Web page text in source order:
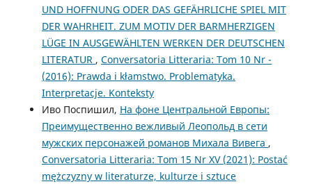
UND HOFFNUNG ODER DAS GEFÄHRLICHE SPIEL MIT
DER WAHRHEIT. ZUM MOTIV DER BARMHERZIGEN
LÜGE IN AUSGEWÄHLTEN WERKEN DER DEUTSCHEN
LITERATUR , Conversatoria Litteraria: Tom 10 Nr -
(2016): Prawda i kłamstwo. Problematyka.
Interpretacje. Konteksty
Иво Поспишил, На фоне Центральной Европы:
Преимущественно вежливый Леопольд в сети
мужских персонажей романов Михала Вивега ,
Conversatoria Litteraria: Tom 15 Nr XV (2021): Postać
mężczyzny w literaturze, kulturze i sztuce